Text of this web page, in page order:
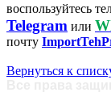
воспользуйтесь
Telegram или
почту
Вернуться к